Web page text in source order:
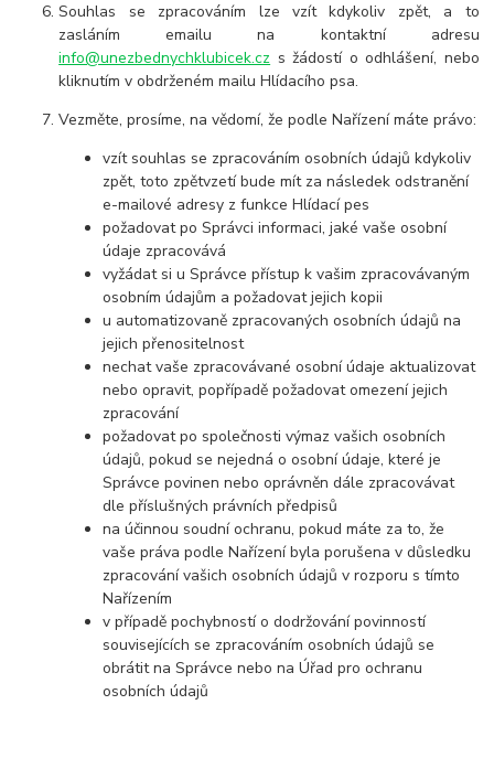
Souhlas se zpracováním lze vzít kdykoliv zpět, a to
zasláním emailu na kontaktní adresu
info@unezbednychklubicek.cz s žádostí o odhlášení, nebo
kliknutím v obdrženém mailu Hlídacího psa.
Vezměte, prosíme, na vědomí, že podle Nařízení máte právo:
vzít souhlas se zpracováním osobních údajů kdykoliv
zpět, toto zpětvzetí bude mít za následek odstranění
e-mailové adresy z funkce Hlídací pes
požadovat po Správci informaci, jaké vaše osobní
údaje zpracovává
vyžádat si u Správce přístup k vašim zpracovávaným
osobním údajům a požadovat jejich kopii
u automatizovaně zpracovaných osobních údajů na
jejich přenositelnost
nechat vaše zpracovávané osobní údaje aktualizovat
nebo opravit, popřípadě požadovat omezení jejich
zpracování
požadovat po společnosti výmaz vašich osobních
údajů, pokud se nejedná o osobní údaje, které je
Správce povinen nebo oprávněn dále zpracovávat
dle příslušných právních předpisů
na účinnou soudní ochranu, pokud máte za to, že
vaše práva podle Nařízení byla porušena v důsledku
zpracování vašich osobních údajů v rozporu s tímto
Nařízením
v případě pochybností o dodržování povinností
souvisejících se zpracováním osobních údajů se
obrátit na Správce nebo na Úřad pro ochranu
osobních údajů